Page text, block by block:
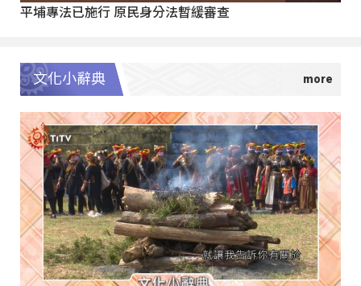
平埔專法已施行 原民身分法暫緩審查
文化小辭典